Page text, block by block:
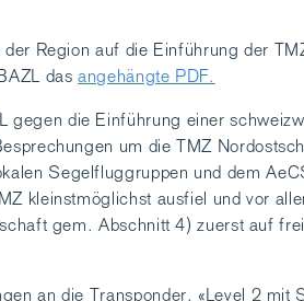
Region auf die Einführung der
dasangehängte PDF.
die Einführung einer
um die TMZ
Segelfluggruppen und dem
kleinstmöglichst ausfiel und vor
gem. Abschnitt 4) zuerst auf
an die Transponder, «Level 2 mit